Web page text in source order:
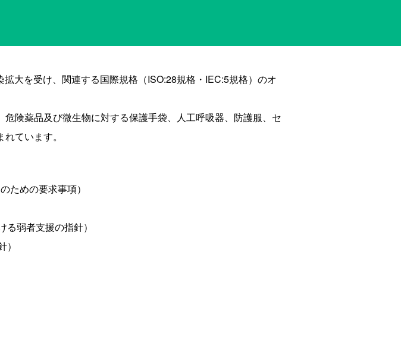
大を受け、関連する国際規格（ISO:28規格・IEC:5規格）のオ
険薬品及び微生物に対する保護手袋、人工呼吸器、防護服、セ
ています。
ための要求事項）
弱者支援の指針）